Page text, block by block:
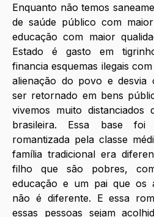
Enquanto não temos
de saúde público com
educação com maior
Estado é gasto em
financia esquemas ilegais
alienação do povo e desvia
ser retornado em bens
vivemos muito distanciados
brasileira. Essa base foi
romantizada pela classe
família tradicional era
filho que são pobres,
educação e um pai que os
não é diferente. E essa
essas pessoas sejam